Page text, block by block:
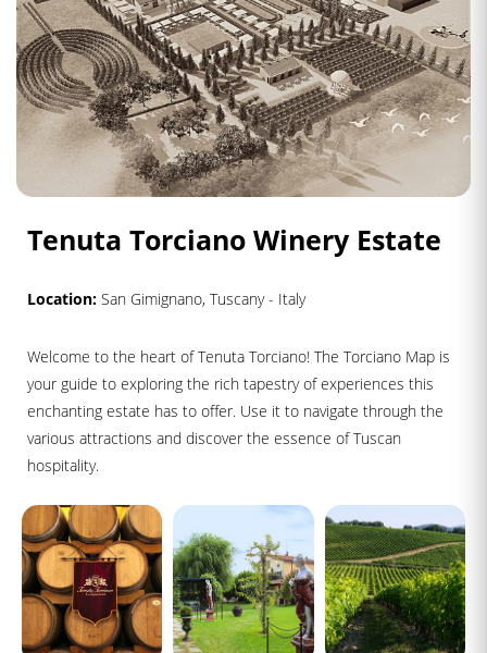
Tenuta Torciano Winery Estate
Location: San Gimignano, Tuscany - Italy
Welcome to the heart of Tenuta Torciano! The Torciano Map is
your guide to exploring the rich tapestry of experiences this
enchanting estate has to offer. Use it to navigate through the
various attractions and discover the essence of Tuscan
hospitality.